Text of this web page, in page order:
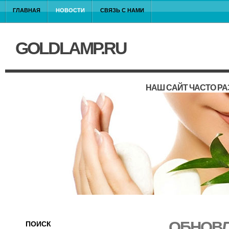
ГЛАВНАЯ НОВОСТИ СВЯЗЬ С НАМИ
GOLDLAMP.RU
НАШ САЙТ ЧАСТО
ПОИСК